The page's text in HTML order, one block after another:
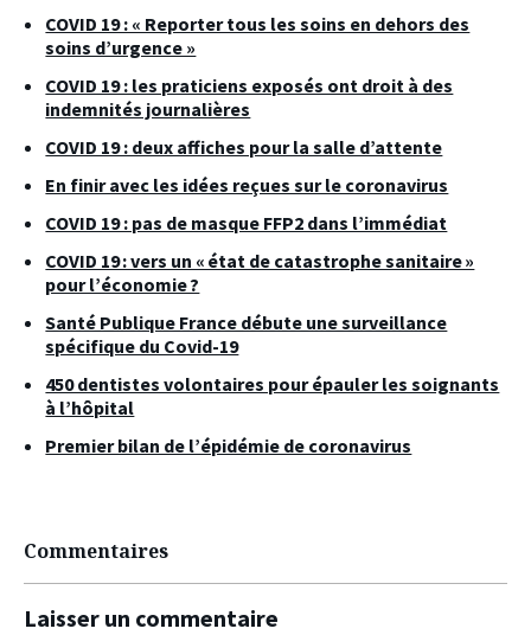
COVID 19 : « Reporter tous les soins en dehors des
soins d’urgence »
COVID 19 : les praticiens exposés ont droit à des
indemnités journalières
COVID 19 : deux affiches pour la salle d’attente
En finir avec les idées reçues sur le coronavirus
COVID 19 : pas de masque FFP2 dans l’immédiat
COVID 19 : vers un « état de catastrophe sanitaire »
pour l’économie ?
Santé Publique France débute une surveillance
spécifique du Covid-19
450 dentistes volontaires pour épauler les soignants
à l’hôpital
Premier bilan de l’épidémie de coronavirus
Commentaires
Laisser un commentaire